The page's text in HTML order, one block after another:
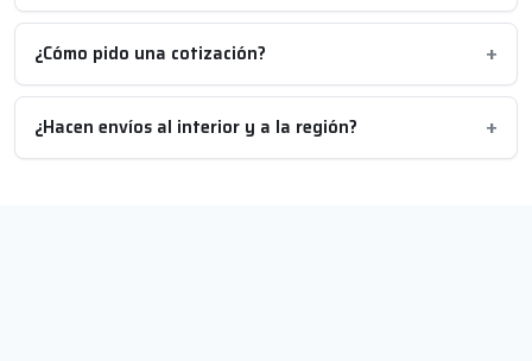
¿Cómo pido una cotización?
¿Hacen envíos al interior y a la región?